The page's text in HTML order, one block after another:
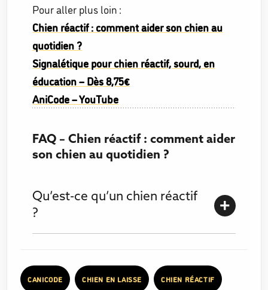
Pour aller plus loin :
Chien réactif : comment aider son chien au
quotidien ?
Signalétique pour chien réactif, sourd, en
éducation – Dès 8,75€
AniCode – YouTube
FAQ – Chien réactif : comment aider
son chien au quotidien ?
Qu’est-ce qu’un chien réactif
?
CANICODE CHIEN EN LAISSE CHIEN RÉACTIF